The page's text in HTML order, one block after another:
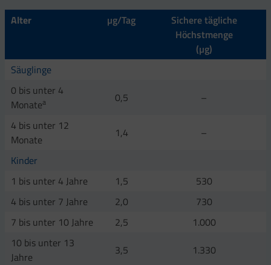
Alter µg/Tag
Sichere tägliche
Höchstmenge
(µg)
Säuglinge
0 bis unter 4
Monatea 0,5
–
4 bis unter 12
Monate
1,4
–
Kinder
1 bis unter 4 Jahre
1,5
530
4 bis unter 7 Jahre
2,0
730
7 bis unter 10 Jahre
2,5
1.000
10 bis unter 13
Jahre
3,5
1.330